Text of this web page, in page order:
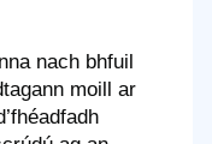
nach bhfuil
moill ar